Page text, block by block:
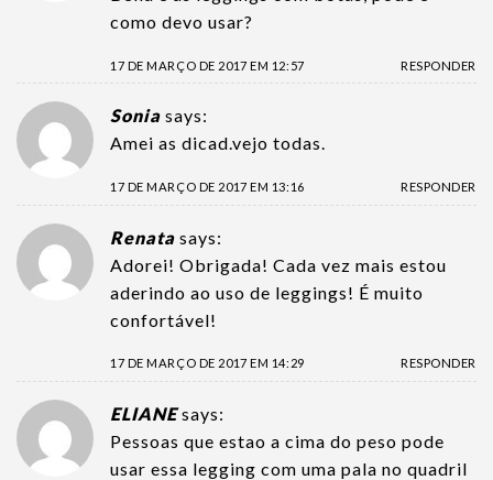
como devo usar?
17 DE MARÇO DE 2017 EM 12:57 RESPONDER
Sonia says:
Amei as dicad.vejo todas.
17 DE MARÇO DE 2017 EM 13:16 RESPONDER
Renata says:
Adorei! Obrigada! Cada vez mais estou
aderindo ao uso de leggings! É muito
confortável!
17 DE MARÇO DE 2017 EM 14:29 RESPONDER
ELIANE says:
Pessoas que estao a cima do peso pode
usar essa legging com uma pala no quadril